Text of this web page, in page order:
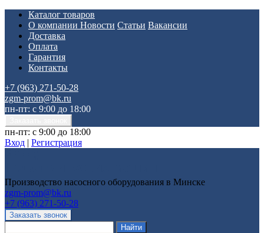
Каталог товаров
О компании Новости Статьи Вакансии
Доставка
Оплата
Гарантия
Контакты
+7 (963) 271-50-28
zgm-prom@bk.ru
пн-пт: с 9:00 до 18:00
пн-пт: с 9:00 до 18:00
Вход | Регистрация
Производство насосного оборудования в Минске
zgm-prom@bk.ru
+7 (963) 271-50-28